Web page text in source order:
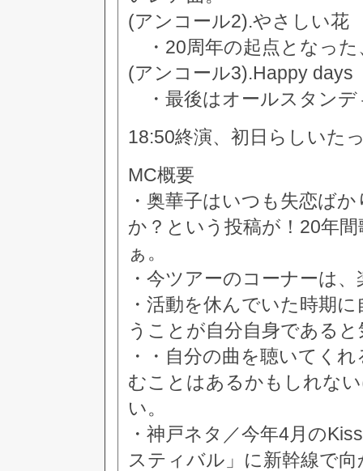
(アンコール2).やさしい花
・20周年の起点となっ
(アンコール3).Happy days
・最後はオールスタンデ
18:50終演、初日らしいた
MC概要
・奥華子はいつも失恋ば
か？という投稿が！20年
ぁ。
・今ツアーのコーナーは
・活動を休んでいた時期
うことが自分自身である
・・自分の曲を聴いてく
むことはあるかもしれな
い。
・神戸ネタ／今年4月の
スティバル」に新幹線で